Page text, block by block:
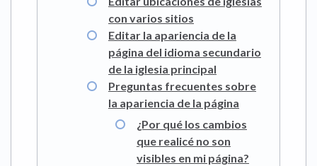
con varios sitios
Editar la apariencia de la
página del idioma secundario
de la iglesia principal
Preguntas frecuentes sobre
la apariencia de la página
¿Por qué los cambios
que realicé no son
visibles en mi página?